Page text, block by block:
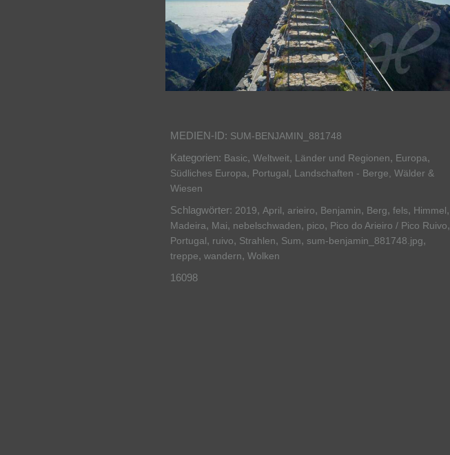
MEDIEN-ID: SUM-BENJAMIN_881748
Kategorien: Basic, Weltweit, Länder und Regionen, Europa,
Südliches Europa, Portugal, Landschaften - Berge, Wälder &
Wiesen
Schlagwörter: 2019, April, arieiro, Benjamin, Berg, fels, Himmel,
Madeira, Mai, nebelschwaden, pico, Pico do Arieiro / Pico Ruivo,
Portugal, ruivo, Strahlen, Sum, sum-benjamin_881748.jpg,
treppe, wandern, Wolken
16098